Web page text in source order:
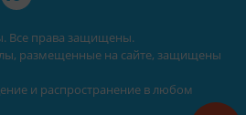
Все права защищены.
размещенные на сайте, защищены
и распространение в любом